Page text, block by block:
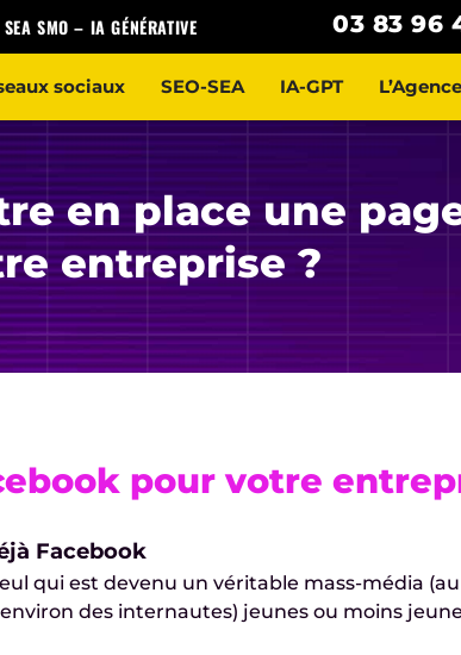
SEA SMO – IA GÉNÉRATIVE 03 83 96
sociaux SEO-SEA IA-GPT L’Agence
en place une
entreprise ?
pour votre
Facebook
qui est devenu un véritable mass-média
des internautes) jeunes ou moins